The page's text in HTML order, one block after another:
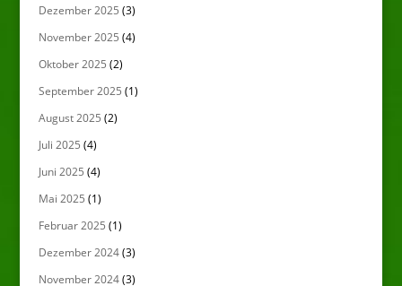
Dezember 2025 (3)
November 2025 (4)
Oktober 2025 (2)
September 2025 (1)
August 2025 (2)
Juli 2025 (4)
Juni 2025 (4)
Mai 2025 (1)
Februar 2025 (1)
Dezember 2024(3)
November 2024(3)